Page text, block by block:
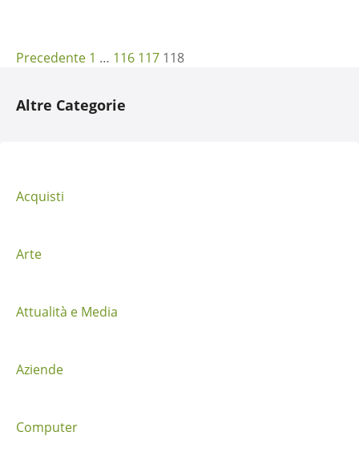
N
a
g
z
o
n
t
Precedente 1 … 116 117 118
Altre Categorie
Acquisti
Arte
Attualità e Media
Aziende
Computer